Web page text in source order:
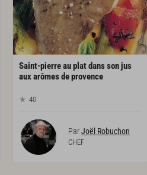
Saint-pierre au plat dans son jus
aux arômes de provence
40
ParJoël Robuchon
CHEF